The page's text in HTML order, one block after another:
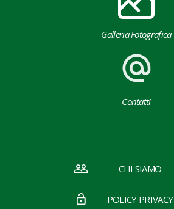
Galleria Fotografica
Contatti
CHI SIAMO
POLICY PRIVACY